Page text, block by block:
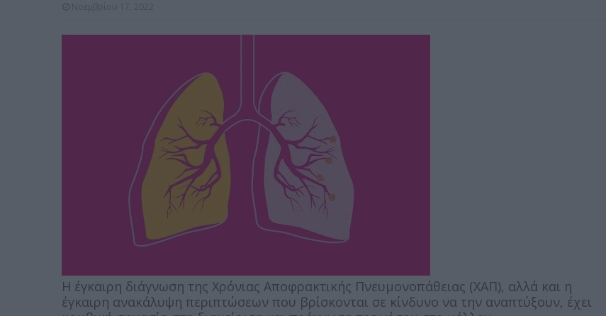
Η έγκαιρη διάγνωση της Χρόνιας Αποφρακτικής Πνευμονοπάθειας (ΧΑΠ), αλλά και η
έγκαιρη ανακάλυψη περιπτώσεων που βρίσκονται σε κίνδυνο να την αναπτύξουν, έχει